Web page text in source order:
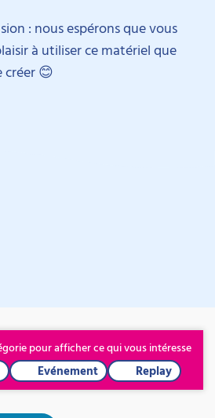
: nous espérons que vous
à utiliser ce matériel que
créer 😊
pour afficher ce qui vous intéresse
Evénement Replay